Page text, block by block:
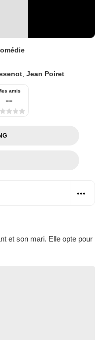
Jean Poiret
amis
--
et son mari. Elle opte pour